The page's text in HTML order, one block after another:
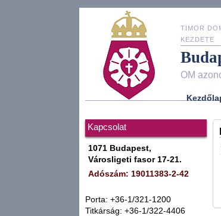
TIMOR
KEZDETE
OM
Kapcsolat
1071 Budapest,
Városligeti fasor 17-21.
Adószám: 19011383-2-42
Porta: +36-1/321-1200
Titkárság: +36-1/322-4406